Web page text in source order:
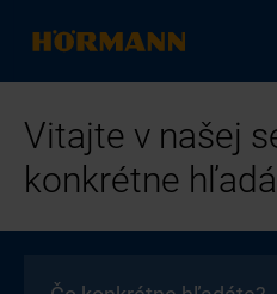
Vitajte v našej
konkrétne